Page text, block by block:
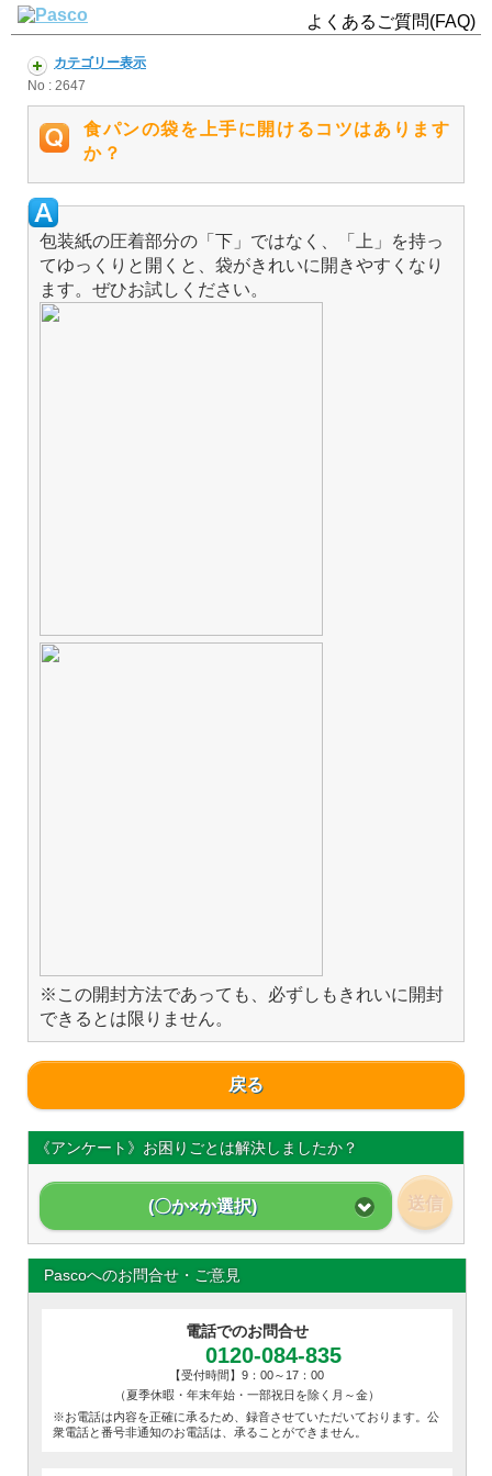
よくあるご質問(FAQ)
カテゴリー表示
No : 2647
食パンの袋を上手に開けるコツはあります
か？
包装紙の圧着部分の「下」ではなく、「上」を持っ
てゆっくりと開くと、袋がきれいに開きやすくなり
ます。ぜひお試しください。
※この開封方法であっても、必ずしもきれいに開封
できるとは限りません。
戻る
《アンケート》お困りごとは解決しましたか？
(〇か×か選択) 送信
Pascoへのお問合せ・ご意見
電話でのお問合せ
0120-084-835
【受付時間】9：00～17：00
（夏季休暇・年末年始・一部祝日を除く月～金）
※お電話は内容を正確に承るため、録音させていただいております。公
衆電話と番号非通知のお電話は、承ることができません。